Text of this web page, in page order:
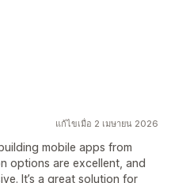
แก้ไขเมื่อ 2 เมษายน 2026
mobile apps from
options are excellent, and
It’s a great solution for